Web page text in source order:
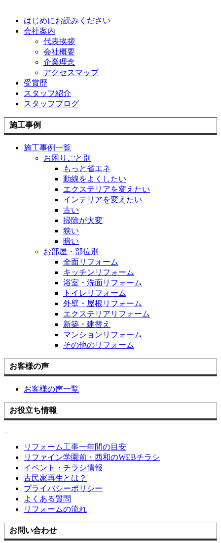
はじめにお読みください
会社案内
代表挨拶
会社概要
企業理念
アクセスマップ
受賞歴
スタッフ紹介
スタッフブログ
施工事例
施工事例一覧
お困りごと別
もっと省エネ
動線をよくしたい
エクステリアを変えたい
インテリアを変えたい
古い
掃除が大変
狭い
暗い
お部屋・部位別
全面リフォーム
キッチンリフォーム
浴室・洗面リフォーム
トイレリフォーム
外壁・屋根リフォーム
エクステリアリフォーム
新築・建替え
マンションリフォーム
その他のリフォーム
お客様の声
お客様の声一覧
お役立ち情報
リフォーム工事一年間の目安
リファイン学園前・西和のWEBチラシ
イベント・チラシ情報
古民家再生とは？
プライバシーポリシー
よくある質問
リフォームの流れ
お問い合わせ